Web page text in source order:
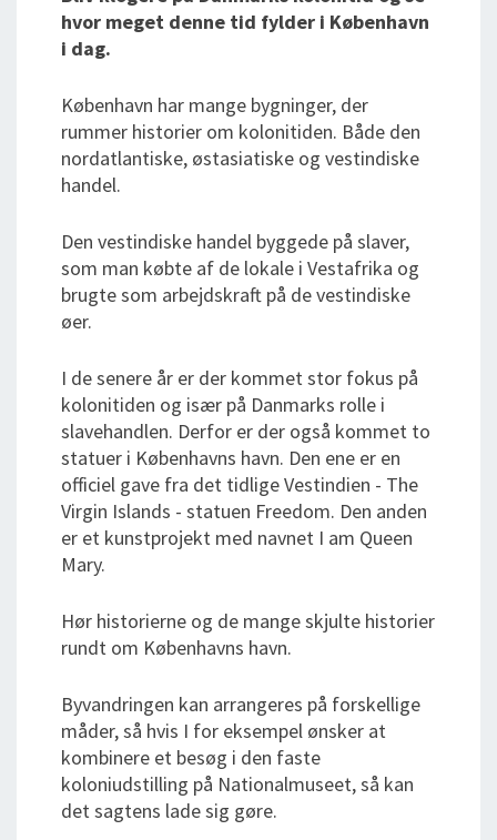
hvor meget denne tid fylder i København
i dag.
København har mange bygninger, der
rummer historier om kolonitiden. Både den
nordatlantiske, østasiatiske og vestindiske
handel.
Den vestindiske handel byggede på slaver,
som man købte af de lokale i Vestafrika og
brugte som arbejdskraft på de vestindiske
øer.
I de senere år er der kommet stor fokus på
kolonitiden og især på Danmarks rolle i
slavehandlen. Derfor er der også kommet to
statuer i Københavns havn. Den ene er en
officiel gave fra det tidlige Vestindien - The
Virgin Islands - statuen Freedom. Den anden
er et kunstprojekt med navnet I am Queen
Mary.
Hør historierne og de mange skjulte historier
rundt om Københavns havn.
Byvandringen kan arrangeres på forskellige
måder, så hvis I for eksempel ønsker at
kombinere et besøg i den faste
koloniudstilling på Nationalmuseet, så kan
det sagtens lade sig gøre.